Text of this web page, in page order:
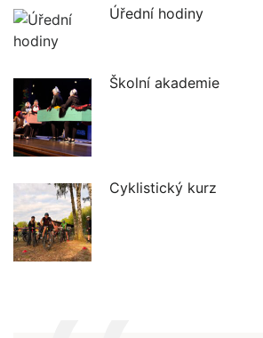
Úřední hodiny
Školní akademie
Cyklistický kurz